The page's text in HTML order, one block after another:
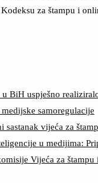
za štampu i
BiH uspješno
samoregulacije
sastanak vijeća za
u medijima:
Vijeća za